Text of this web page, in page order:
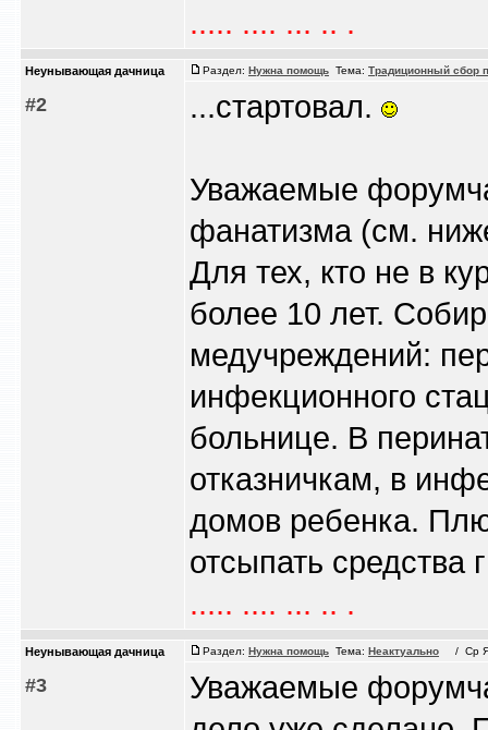
..... .... ... .. .
Heyнывaющая дaчницa
#2
Раздел: Нужна помощь Тема: Традиционный сбор
...стартовал.
Уважаемые
фанатизма (см.
Для тех, кто не в
более 10 лет.
медучреждений:
инфекционного
больнице. В
отказничкам, в
домов ребенка.
отсыпать средства
..... .... ... .. .
Heyнывaющая дaчницa
#3
Раздел: Нужна помощь Тема: Неактуально / Ср
Уважаемые